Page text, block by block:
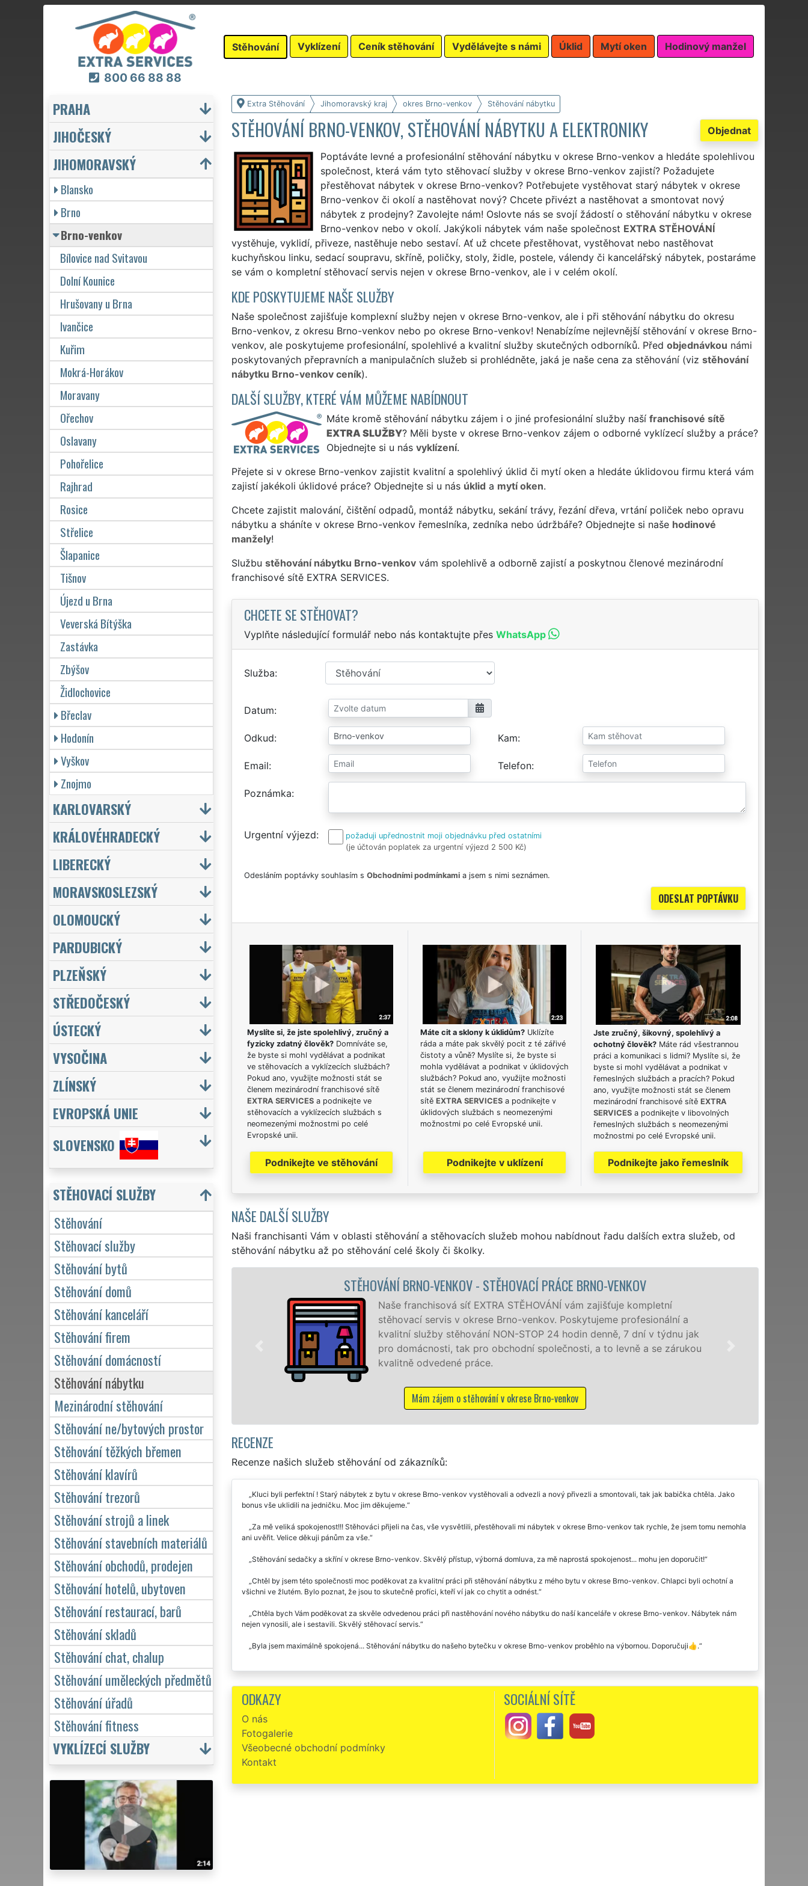
800 66 88 88
Stěhování Vyklízení Ceník stěhování Vydělávejte s námi Úklid Mytí oken Hodinový manžel
Extra Stěhování Jihomoravský kraj okres Brno-venkov Stěhování nábytku
Objednat
STĚHOVÁNÍ BRNO-VENKOV, STĚHOVÁNÍ NÁBYTKU A ELEKTRONIKY
Poptáváte levné a profesionální stěhování nábytku v okrese Brno-venkov a hledáte spolehlivou
společnost, která vám tyto stěhovací služby v okrese Brno-venkov zajistí? Požadujete
přestěhovat nábytek v okrese Brno-venkov? Potřebujete vystěhovat starý nábytek v okrese
Brno-venkov či okolí a nastěhovat nový? Chcete přivézt a nastěhovat a smontovat nový
nábytek z prodejny? Zavolejte nám! Oslovte nás se svojí žádostí o stěhování nábytku v okrese
Brno-venkov nebo v okolí. Jakýkoli nábytek vám naše společnost EXTRA STĚHOVÁNÍ
vystěhuje, vyklidí, přiveze, nastěhuje nebo sestaví. Ať už chcete přestěhovat, vystěhovat nebo nastěhovat
kuchyňskou linku, sedací soupravu, skříně, poličky, stoly, židle, postele, válendy či kancelářský nábytek, postaráme
se vám o kompletní stěhovací servis nejen v okrese Brno-venkov, ale i v celém okolí.
KDE POSKYTUJEME NAŠE SLUŽBY
Naše společnost zajišťuje komplexní služby nejen v okrese Brno-venkov, ale i při stěhování nábytku do okresu
Brno-venkov, z okresu Brno-venkov nebo po okrese Brno-venkov! Nenabízíme nejlevnější stěhování v okrese Brno-
venkov, ale poskytujeme profesionální, spolehlivé a kvalitní služby skutečných odborníků. Před objednávkou námi
poskytovaných přepravních a manipulačních služeb si prohlédněte, jaká je naše cena za stěhování (viz stěhování
nábytku Brno-venkov ceník).
DALŠÍ SLUŽBY, KTERÉ VÁM MŮŽEME NABÍDNOUT
Máte kromě stěhování nábytku zájem i o jiné profesionální služby naší franchisové sítě
EXTRA SLUŽBY? Měli byste v okrese Brno-venkov zájem o odborné vyklízecí služby a práce?
Objednejte si u nás vyklízení.
Přejete si v okrese Brno-venkov zajistit kvalitní a spolehlivý úklid či mytí oken a hledáte úklidovou firmu která vám
zajistí jakékoli úklidové práce? Objednejte si u nás úklid a mytí oken.
Chcete zajistit malování, čištění odpadů, montáž nábytku, sekání trávy, řezání dřeva, vrtání poliček nebo opravu
nábytku a sháníte v okrese Brno-venkov řemeslníka, zedníka nebo údržbáře? Objednejte si naše hodinové
manžely!
Službu stěhování nábytku Brno-venkovvám spolehlivě a odborně zajistí a poskytnou členové mezinárodní
franchisové sítě EXTRA SERVICES.
CHCETE SE STĚHOVAT?
Vyplňte následující formulář nebo nás kontaktujte přes WhatsApp
Služba
Datum
Odkud Kam
Email Telefon
Poznámka
Urgentní výjezd
požaduji upřednostnit moji objednávku před ostatními
(je účtován poplatek za urgentní výjezd 2 500 Kč)
Odesláním poptávky souhlasím s Obchodními podmínkamia jsem s nimi seznámen.
Myslíte si, že jste spolehlivý, zručný a
fyzicky zdatný člověk?Domníváte se,
že byste si mohl vydělávat a podnikat
ve stěhovacích a vyklízecích službách?
Pokud ano, využijte možnosti stát se
členem mezinárodní franchisové sítě
EXTRA SERVICESa podnikejte ve
stěhovacích a vyklízecích službách s
neomezenými možnostmi po celé
Evropské unii.
Podnikejte ve stěhování
Máte cit a sklony k úklidům?Uklízíte
ráda a máte pak skvělý pocit z té zářivé
čistoty a vůně? Myslíte si, že byste si
mohla vydělávat a podnikat v úklidových
službách? Pokud ano, využijte možnosti
stát se členem mezinárodní franchisové
sítě EXTRA SERVICESa podnikejte v
úklidových službách s neomezenými
možnostmi po celé Evropské unii.
Podnikejte v uklízení
Jste zručný, šikovný, spolehlivý a
ochotný člověk? Máte rád všestrannou
práci a komunikaci s lidmi? Myslíte si, že
byste si mohl vydělávat a podnikat v
řemeslných službách a pracích? Pokud
ano, využijte možnosti stát se členem
mezinárodní franchisové sítě EXTRA
SERVICES a podnikejte v libovolných
řemeslných službách s neomezenými
možnostmi po celé Evropské unii.
Podnikejte jako řemeslník
NAŠE DALŠÍ SLUŽBY
Naši franchisanti Vám v oblasti stěhování a stěhovacích služeb mohou nabídnout řadu dalších extra služeb, od
stěhování nábytku až po stěhování celé školy či školky.
STĚHOVÁNÍ BRNO-VENKOV - STĚHOVACÍ PRÁCE BRNO-VENKOV
Naše franchisová síť EXTRA STĚHOVÁNÍ vám zajišťuje kompletní
stěhovací servis v okrese Brno-venkov. Poskytujeme profesionální a
kvalitní služby stěhování NON-STOP 24 hodin denně, 7 dní v týdnu jak
pro domácnosti, tak pro obchodní společnosti, a to levně a se zárukou
kvalitně odvedené práce.
Mám zájem o stěhování v okrese Brno-venkov
RECENZE
Recenze našich služeb stěhování od zákazníků:
Kluci byli perfektní ! Starý nábytek z bytu v okrese Brno-venkov vystěhovali a odvezli a nový přivezli a smontovali, tak jak babička chtěla. Jako
bonus vše uklidili na jedničku. Moc jim děkujeme.
Za mě veliká spokojenost!!! Stěhováci přijeli na čas, vše vysvětlili, přestěhovali mi nábytek v okrese Brno-venkov tak rychle, že jsem tomu nemohla
ani uvěřit. Velice děkuji pánům za vše.
Stěhování sedačky a skříní v okrese Brno-venkov. Skvělý přístup, výborná domluva, za mě naprostá spokojenost... mohu jen doporučit!
Chtěl by jsem této společnosti moc poděkovat za kvalitní práci při stěhování nábytku z mého bytu v okrese Brno-venkov. Chlapci byli ochotní a
všichni ve žlutém. Bylo poznat, že jsou to skutečně profíci, kteří ví jak co chytit a odnést.
Chtěla bych Vám poděkovat za skvěle odvedenou práci při nastěhování nového nábytku do naší kanceláře v okrese Brno-venkov. Nábytek nám
nejen vynosili, ale i sestavili. Skvělý stěhovací servis.
Byla jsem maximálně spokojená... Stěhování nábytku do našeho bytečku v okrese Brno-venkov proběhlo na výbornou. Doporučuji👍.
ODKAZY
O nás
Fotogalerie
Všeobecné obchodní podmínky
Kontakt
SOCIÁLNÍ SÍTĚ
PRAHA
JIHOČESKÝ
JIHOMORAVSKÝ
Blansko
Brno
Brno-venkov
Bílovice nad Svitavou
Dolní Kounice
Hrušovany u Brna
Ivančice
Kuřim
Mokrá-Horákov
Moravany
Ořechov
Oslavany
Pohořelice
Rajhrad
Rosice
Střelice
Šlapanice
Tišnov
Újezd u Brna
Veverská Bítýška
Zastávka
Zbýšov
Židlochovice
Břeclav
Hodonín
Vyškov
Znojmo
KARLOVARSKÝ
KRÁLOVÉHRADECKÝ
LIBERECKÝ
MORAVSKOSLEZSKÝ
OLOMOUCKÝ
PARDUBICKÝ
PLZEŇSKÝ
STŘEDOČESKÝ
ÚSTECKÝ
VYSOČINA
ZLÍNSKÝ
EVROPSKÁ UNIE
SLOVENSKO
STĚHOVACÍ SLUŽBY
Stěhování
Stěhovací služby
Stěhování bytů
Stěhování domů
Stěhování kanceláří
Stěhování firem
Stěhování domácností
Stěhování nábytku
Mezinárodní stěhování
Stěhování ne/bytových prostor
Stěhování těžkých břemen
Stěhování klavírů
Stěhování trezorů
Stěhování strojů a linek
Stěhování stavebních materiálů
Stěhování obchodů, prodejen
Stěhování hotelů, ubytoven
Stěhování restaurací, barů
Stěhování skladů
Stěhování chat, chalup
Stěhování uměleckých předmětů
Stěhování úřadů
Stěhování fitness
VYKLÍZECÍ SLUŽBY